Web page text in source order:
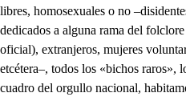
libres, homosexuales o no
dedicados a alguna rama del
oficial), extranjeros, mujeres
etcétera–, todos los «bichos raros»,
cuadro del orgullo nacional,